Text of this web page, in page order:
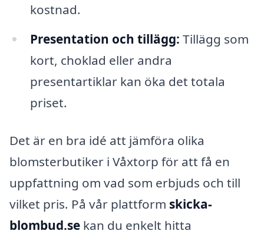
kostnad.
Presentation och tillägg: Tillägg som
kort, choklad eller andra
presentartiklar kan öka det totala
priset.
Det är en bra idé att jämföra olika
blomsterbutiker i Våxtorp för att få en
uppfattning om vad som erbjuds och till
vilket pris. På vår plattform skicka-
blombud.se kan du enkelt hitta